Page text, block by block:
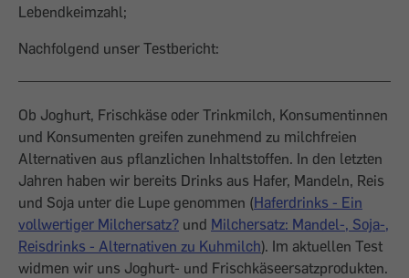
Lebendkeimzahl;
Nachfolgend unser Testbericht:
Ob Joghurt, Frischkäse oder Trinkmilch, Konsumentinnen
und Konsumenten greifen zunehmend zu milchfreien
Alternativen aus pflanzlichen Inhaltstoffen. In den letzten
Jahren haben wir bereits Drinks aus Hafer, Mandeln, Reis
und Soja unter die Lupe genommen (Haferdrinks - Ein
vollwertiger Milchersatz? und Milchersatz: Mandel-, Soja-,
Reisdrinks - Alternativen zu Kuhmilch). Im aktuellen Test
widmen wir uns Joghurt- und Frischkäseersatzprodukten.